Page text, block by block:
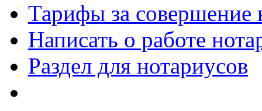
Тарифы за совершение
Написать о работе
Раздел для нотариусов